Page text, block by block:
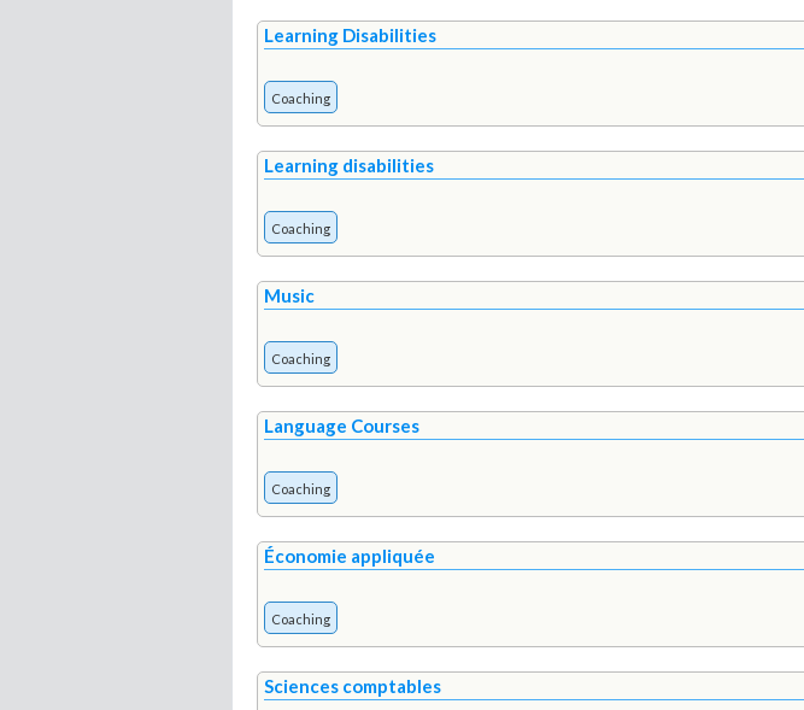
Learning Disabilities
Coaching
Learning disabilities
Coaching
Music
Coaching
Language Courses
Coaching
Économie appliquée
Coaching
Sciences comptables